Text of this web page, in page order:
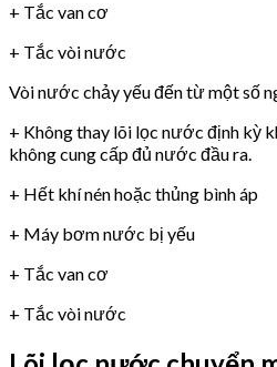
+ Tắc van cơ
+ Tắc vòi nước
Vòi nước chảy yếu đến từ một số
+ Không thay lõi lọc nước định kỳ
không cung cấp đủ nước đầu ra.
+ Hết khí nén hoặc thủng bình áp
+ Máy bơm nước bị yếu
+ Tắc van cơ
+ Tắc vòi nước